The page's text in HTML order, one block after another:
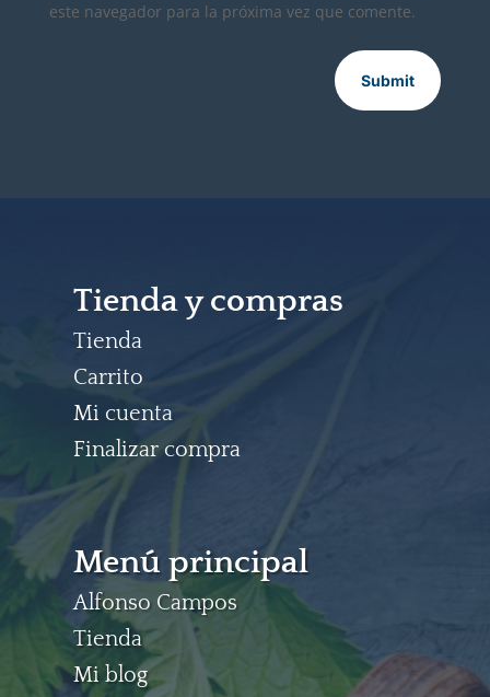
este navegador para la próxima vez que comente.
Submit
Tienda y compras
Tienda
Carrito
Mi cuenta
Finalizar compra
Menú principal
Alfonso Campos
Tienda
Mi blog